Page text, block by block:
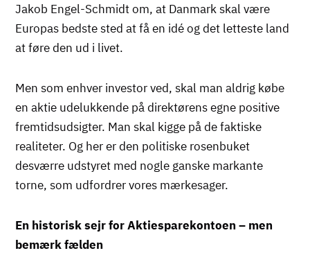
Jakob Engel-Schmidt om, at Danmark skal være
Europas bedste sted at få en idé og det letteste land
at føre den ud i livet.
Men som enhver investor ved, skal man aldrig købe
en aktie udelukkende på direktørens egne positive
fremtidsudsigter. Man skal kigge på de faktiske
realiteter. Og her er den politiske rosenbuket
desværre udstyret med nogle ganske markante
torne, som udfordrer vores mærkesager.
En historisk sejr for Aktiesparekontoen – men
bemærk fælden